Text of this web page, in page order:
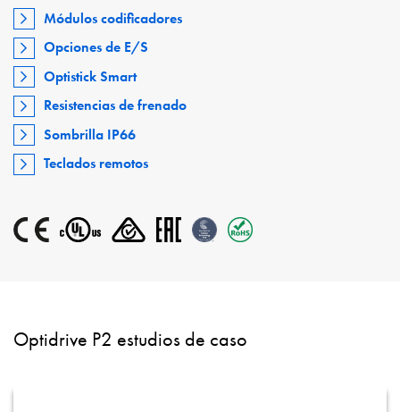
Módulos codificadores
Opciones de E/S
Optistick Smart
Resistencias de frenado
Sombrilla IP66
Teclados remotos
Optidrive P2 estudios de caso